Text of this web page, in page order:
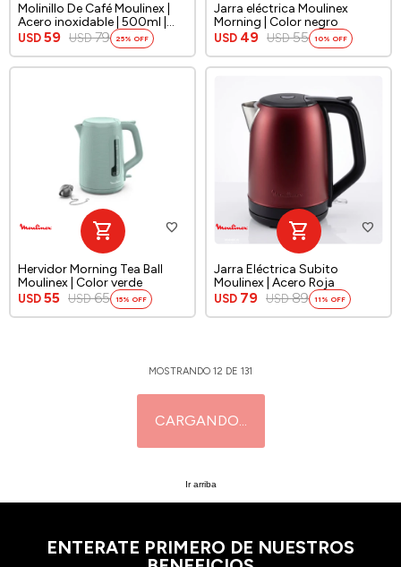
Molinillo De Café Moulinex |
Acero inoxidable | 500ml |
Color negro
USD 59 USD 79 25
Jarra eléctrica Moulinex
Morning | Color negro
USD 49 USD 55 10
Hervidor Morning Tea Ball
Moulinex | Color verde
USD 55 USD 65 15
Jarra Eléctrica Subito
Moulinex | Acero Roja
USD 79 USD 89 11
MOSTRANDO 12 DE 131
Ir arriba
ENTERATE PRIMERO DE NUESTROS